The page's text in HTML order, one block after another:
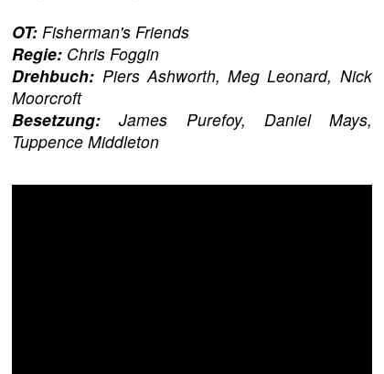
OT: Fisherman's Friends
Regie: Chris Foggin
Drehbuch: Piers Ashworth, Meg Leonard, Nick
Moorcroft
Besetzung: James Purefoy, Daniel Mays,
Tuppence Middleton